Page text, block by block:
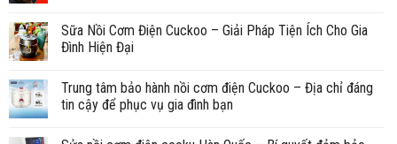
Sữa Nồi Cơm Điện Cuckoo – Giải Pháp Tiện Ích Cho Gia
Đình Hiện Đại
Trung tâm bảo hành nồi cơm điện Cuckoo – Địa chỉ đáng
tin cậy để phục vụ gia đình bạn